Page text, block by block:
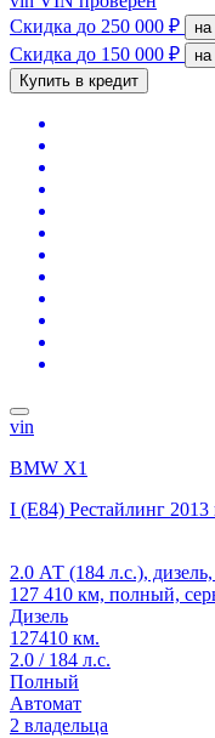
Скидка до 250 000 ₽
Скидка до 150 000 ₽
Купить в кредит
vin
BMW X1
I (E84) Рестайлинг 2013
2.0 АТ (184 л.с.),
127 410 км, полный,
Дизель
127410 км.
2.0 / 184 л.с.
Полный
Автомат
2 владельца